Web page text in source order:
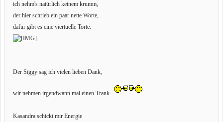
ich nehm's natürlich keinem krumm,
der hier schrieb ein paar nette Worte,
dafür gibt es eine viertuelle Torte.
Der Siggy sag ich vielen lieben Dank,
wir nehmen irgendwann mal einen Trank.
Kasandra schickt mir Energie